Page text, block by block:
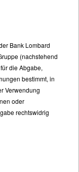
Bank Lombard
(nachstehend
die Abgabe,
bestimmt, in
Verwendung
oder
rechtswidrig